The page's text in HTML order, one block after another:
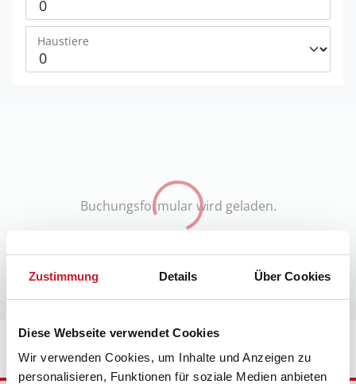
Zustimmung Details Über Cookies
Diese Webseite verwendet Cookies
Wir verwenden Cookies, um Inhalte und Anzeigen zu
personalisieren, Funktionen für soziale Medien anbieten
Haustiere
Buchungsformular wird geladen.